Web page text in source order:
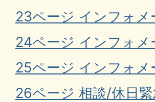
23ページ インフォ
24ページ インフォメ
25ページ インフォ
26ページ 相談/休日